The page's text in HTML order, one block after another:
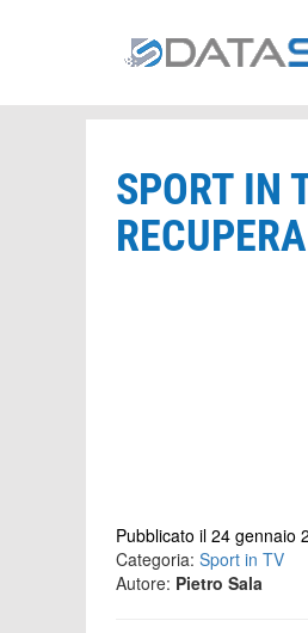
SPORT IN
RECUPERA
Pubblicato il 24 gennaio
Categoria: Sport in TV
Autore: Pietro Sala